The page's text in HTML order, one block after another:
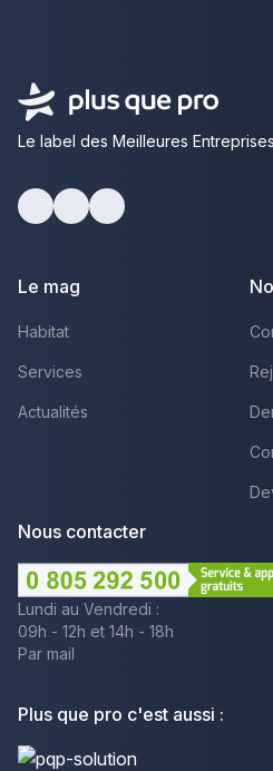
Le label des Meilleures
Le mag
Habitat
Services
Actualités
Nous contacter
Lundi au Vendredi :
09h - 12h et 14h - 18h
Par mail
Plus que pro c'est aussi :